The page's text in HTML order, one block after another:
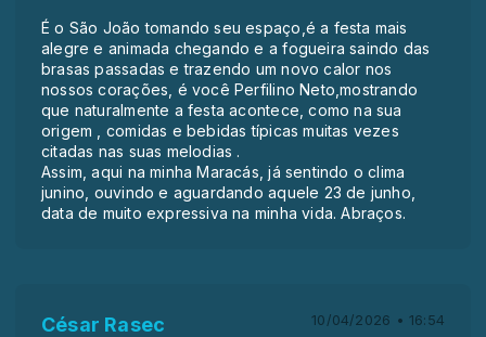
É o São João tomando seu espaço,é a festa mais
alegre e animada chegando e a fogueira saindo das
brasas passadas e trazendo um novo calor nos
nossos corações, é você Perfilino Neto,mostrando
que naturalmente a festa acontece, como na sua
origem , comidas e bebidas típicas muitas vezes
citadas nas suas melodias .
Assim, aqui na minha Maracás, já sentindo o clima
junino, ouvindo e aguardando aquele 23 de junho,
data de muito expressiva na minha vida. Abraços.
César Rasec 10/04/2026 • 16:54